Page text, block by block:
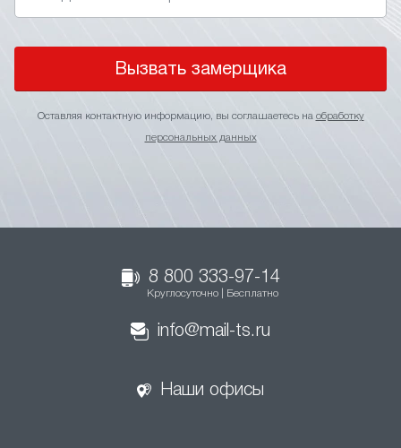
Вызвать замерщика
Оставляя контактную информацию, вы соглашаетесь на обработку
персональных данных
8 800 333-97-14
Круглосуточно | Бесплатно
info@mail-ts.ru
Наши офисы